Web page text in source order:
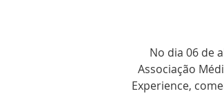
No dia 06 de
Associação
Experience,